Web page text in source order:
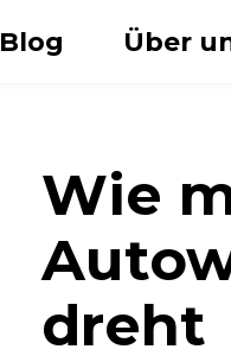
Blog Über
Wie
dreht